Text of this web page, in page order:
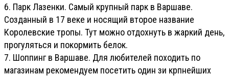
6. Парк Лазенки. Самый крупный парк в Варшаве.
Созданный в 17 веке и носящий второе название
Королевские тропы. Тут можно отдохнуть в жаркий день,
прогуляться и покормить белок.
7. Шоппинг в Варшаве. Для любителей походить по
магазинам рекомендуем посетить один зи крпнейших